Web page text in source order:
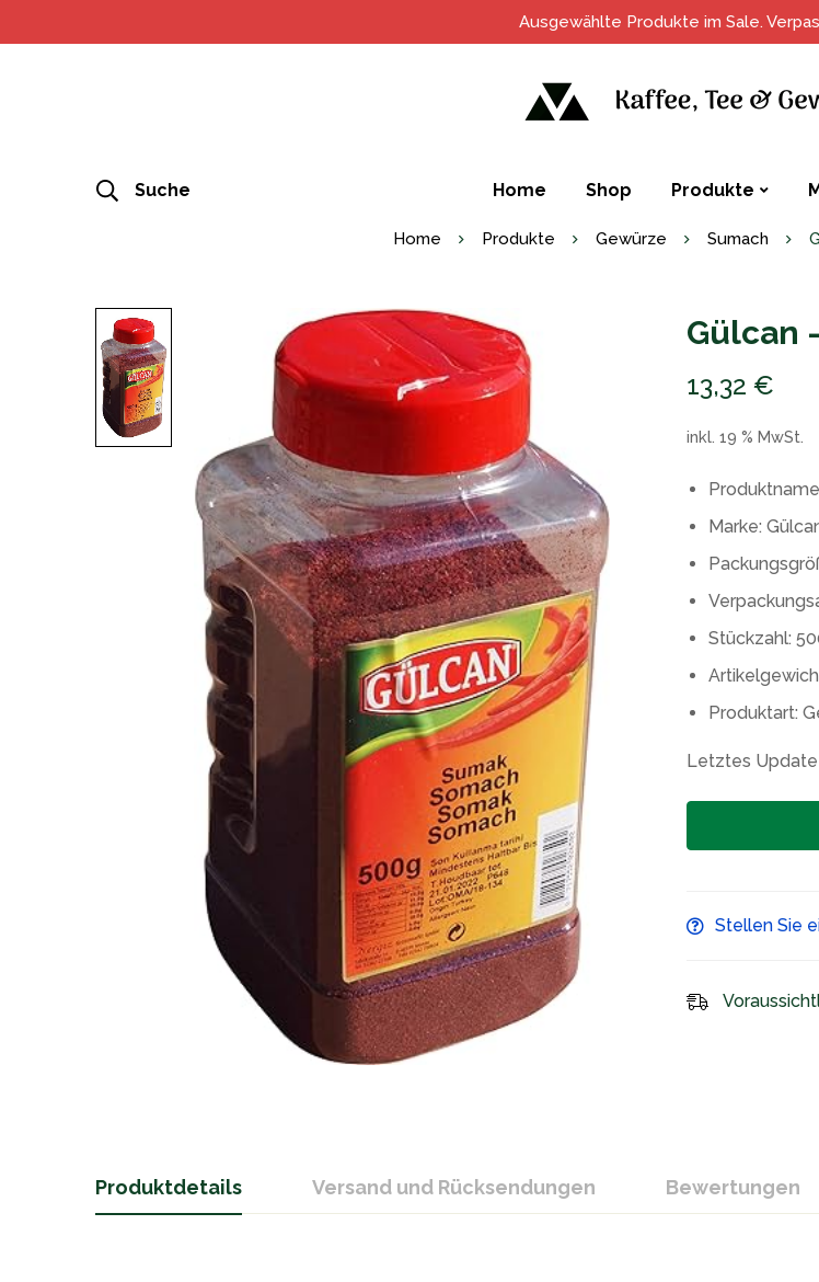
Ausgewählte Produkte im Sale.
Suche Home Shop Produkte
Home Produkte Gewürze Sumach
Gülcan
13,32 €
inkl. 19 % MwSt.
Marke:
Stückzahl:
Produktart:
Letztes Update
Stellen Sie
Produktdetails Versand und Rücksendungen Bewertungen